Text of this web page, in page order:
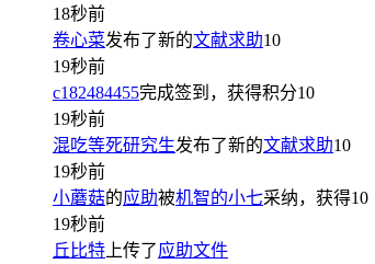
18秒前
卷心菜发布了新的文献求助10
19秒前
c182484455完成签到，获得积分10
19秒前
混吃等死研究生发布了新的文献求助10
19秒前
小蘑菇的应助被机智的小七采纳，获得10
19秒前
丘比特 上传了应助文件